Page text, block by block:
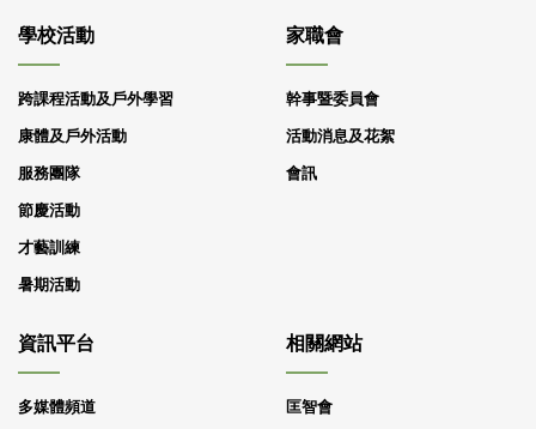
學校活動
跨課程活動及戶外學習
康體及戶外活動
服務團隊
節慶活動
才藝訓練
暑期活動
家職會
幹事暨委員會
活動消息及花絮
會訊
資訊平台
多媒體頻道
相關網站
匡智會